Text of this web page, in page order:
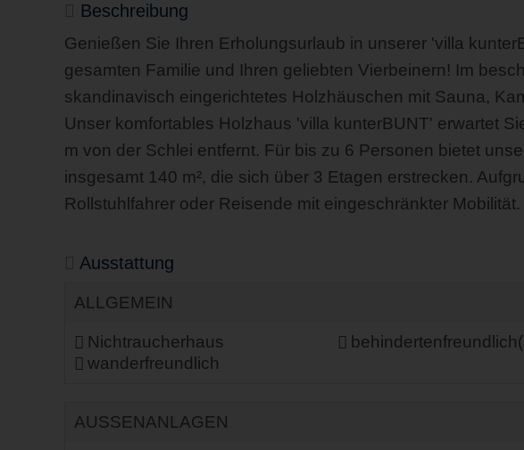
Beschreibung
Genießen Sie Ihren Erholungsurlaub in unserer 'villa
gesamten Familie und Ihren geliebten Vierbeinern! Im
skandinavisch eingerichtetes Holzhäuschen mit Sauna,
Unser komfortables Holzhaus 'villa kunterBUNT' erwartet
m von der Schlei entfernt. Für bis zu 6 Personen bietet
insgesamt 140 m², die sich über 3 Etagen erstrecken.
Rollstuhlfahrer oder Reisende mit eingeschränkter Mobilität.
Ausstattung
ALLGEMEIN
Nichtraucherhaus
wanderfreundlich
AUSSENANLAGEN